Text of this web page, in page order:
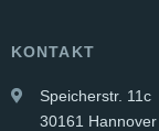
KONTAKT
Speicherstr. 11c
30161 Hannover